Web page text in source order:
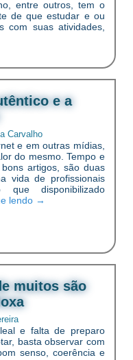
entre outros, tem o
de que estudar e ou
com suas atividades,
e a
Carvalho
e em outras mídias,
do mesmo. Tempo e
bons artigos, são duas
vida de profissionais
disponibilizado
lendo →
muitos são
e falta de preparo
basta observar com
senso, coerência e